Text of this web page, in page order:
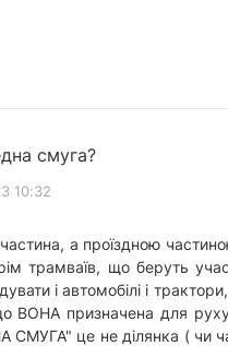
смуга?
10:32
а проїздною
трамваїв, що беруть
і автомобілі і
ВОНА призначена для
це не ділянка ( чи